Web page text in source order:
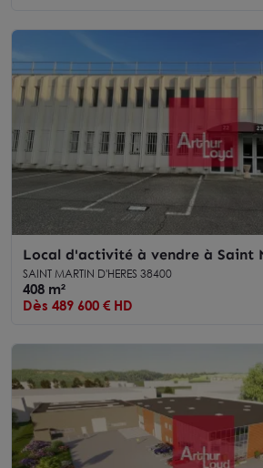
Local d'activité à vendre à Saint
408 m² dans parc fermé
SAINT MARTIN D'HERES 38400
408 m²
Dès 489 600 € HD